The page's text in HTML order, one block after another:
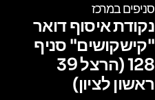
סניפים במרכז
נקודת איסוף דואר
"קישקושים" סניף
128 (הרצל 39
ראשון לציון)